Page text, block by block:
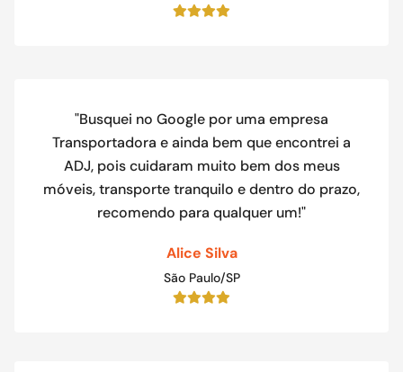
"Busquei no Google por uma empresa
Transportadora e ainda bem que encontrei a
ADJ, pois cuidaram muito bem dos meus
móveis, transporte tranquilo e dentro do prazo,
recomendo para qualquer um!"
Alice Silva
São Paulo/SP